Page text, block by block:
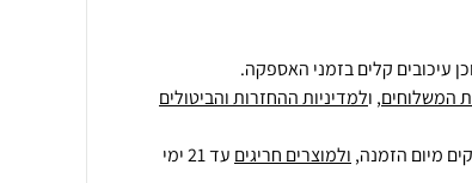
עיכובים קלים בזמני האספקה.
המשלוחים, ולמדיניות ההחזרות והביטולים
ולמוצרים חריגים
עד 21 ימי